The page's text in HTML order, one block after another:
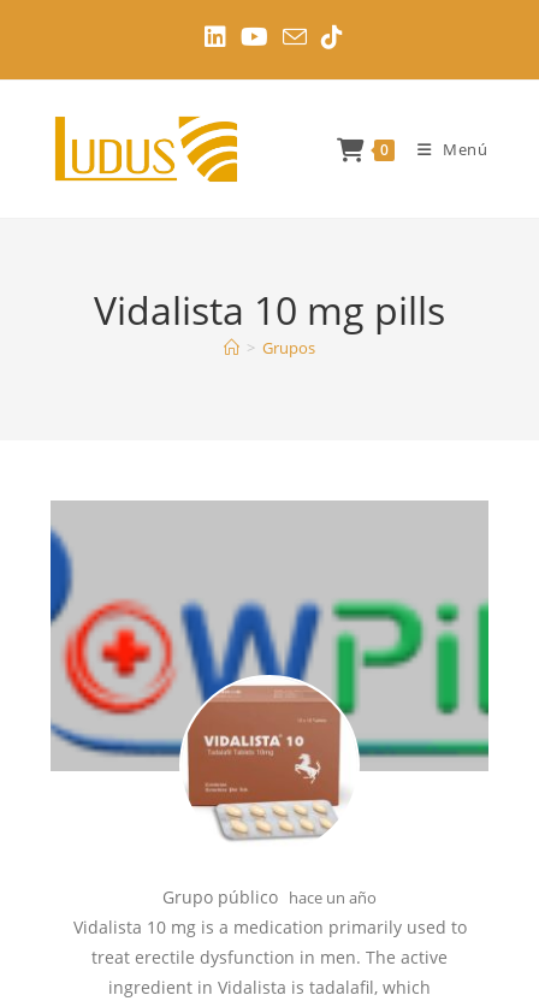
contenido
0 Menú
Vidalista 10 mg pills
> Grupos
Grupo público hace un año
Vidalista 10 mg is a medication primarily used to
treat erectile dysfunction in men. The active
ingredient in Vidalista is tadalafil, which